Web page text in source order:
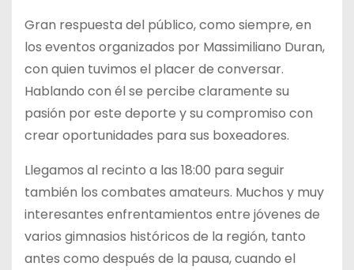
Gran respuesta del público, como siempre, en
los eventos organizados por Massimiliano Duran,
con quien tuvimos el placer de conversar.
Hablando con él se percibe claramente su
pasión por este deporte y su compromiso con
crear oportunidades para sus boxeadores.
Llegamos al recinto a las 18:00 para seguir
también los combates amateurs. Muchos y muy
interesantes enfrentamientos entre jóvenes de
varios gimnasios históricos de la región, tanto
antes como después de la pausa, cuando el